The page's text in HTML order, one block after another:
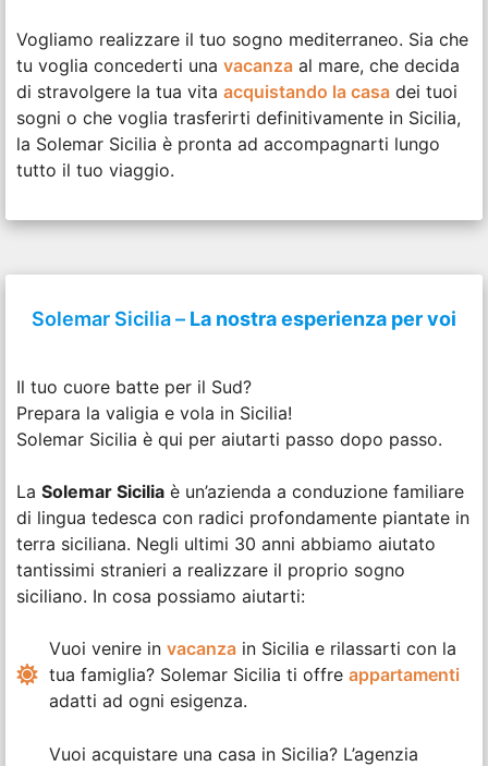
Vogliamo realizzare il tuo sogno mediterraneo. Sia che
tu voglia concederti una vacanza al mare, che decida
di stravolgere la tua vita acquistando la casa dei tuoi
sogni o che voglia trasferirti definitivamente in Sicilia,
la Solemar Sicilia è pronta ad accompagnarti lungo
tutto il tuo viaggio.
Solemar Sicilia – La nostra esperienza per voi
Il tuo cuore batte per il Sud?
Prepara la valigia e vola in Sicilia!
Solemar Sicilia è qui per aiutarti passo dopo passo.
La Solemar Sicilia è un’azienda a conduzione familiare
di lingua tedesca con radici profondamente piantate in
terra siciliana. Negli ultimi 30 anni abbiamo aiutato
tantissimi stranieri a realizzare il proprio sogno
siciliano. In cosa possiamo aiutarti:
Vuoi venire in vacanza in Sicilia e rilassarti con la
tua famiglia? Solemar Sicilia ti offre appartamenti
adatti ad ogni esigenza.
Vuoi acquistare una casa in Sicilia? L’agenzia